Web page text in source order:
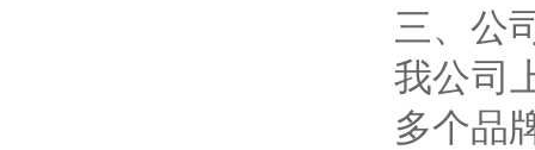
三、公
我公司
多个品